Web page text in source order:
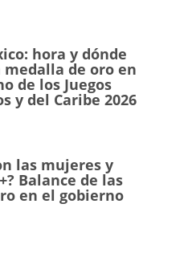
hora y dónde
de oro en
de los Juegos
y del Caribe 2026
las mujeres y
Balance de las
en el gobierno